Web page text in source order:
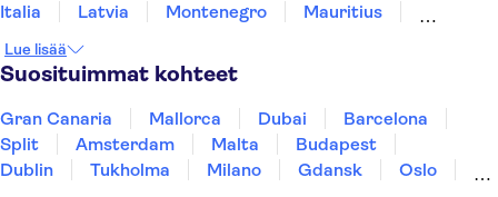
Italia
Latvia Montenegro
Mauritius
Thaimaa
Turkki
Lue lisää
Suosituimmat kohteet
Gran Canaria Mallorca Dubai
Barcelona
Split
Amsterdam Malta
Budapest
Dublin
Tukholma Milano Gdansk
Oslo